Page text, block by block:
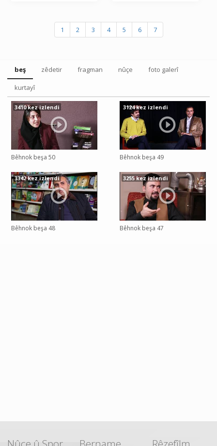
1 2 3 4 5 6 7
beş zêdetir fragman nûçe foto galerî
kurtayî
Bêhnok beşa 50
3410 kez izlendi
Bêhnok beşa 49
3124 kez izlendi
Bêhnok beşa 48
3342 kez izlendi
Bêhnok beşa 47
3255 kez izlendi